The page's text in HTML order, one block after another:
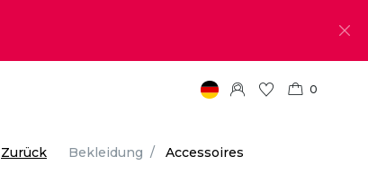
0
Zurück Bekleidung Accessoires